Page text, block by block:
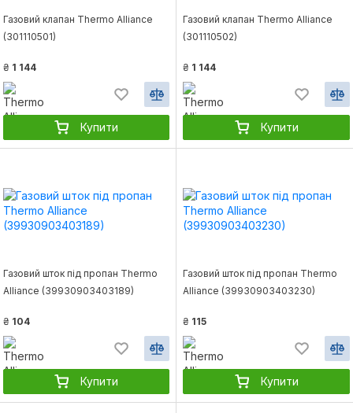
Газовий клапан Thermo Alliance
(301110501)
₴ 1 144
Купити
Газовий клапан Thermo Alliance
(301110502)
₴ 1 144
Купити
Газовий шток під пропан Thermo
Alliance (39930903403189)
₴ 104
Купити
Газовий шток під пропан Thermo
Alliance (39930903403230)
₴ 115
Купити